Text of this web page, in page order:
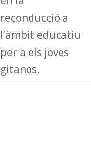
reconducció a
l’àmbit educatiu
per a els joves
gitanos.